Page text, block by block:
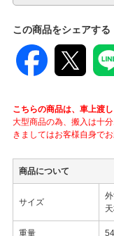
この商品をシェアする
こちらの商品は、車上渡し
大型商品の為、搬入は十
きましてはお客様自身でお
商品について
サイズ
重量